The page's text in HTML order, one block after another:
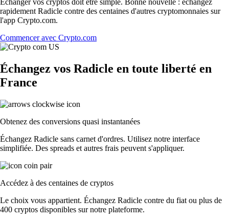
rapidement Radicle contre des centaines d'autres cryptomonnaies sur
l'app Crypto.com.
Commencer avec Crypto.com
Échangez vos Radicle en toute liberté en
France
Obtenez des conversions quasi instantanées
Échangez Radicle sans carnet d'ordres. Utilisez notre interface
simplifiée. Des spreads et autres frais peuvent s'appliquer.
Accédez à des centaines de cryptos
Le choix vous appartient. Échangez Radicle contre du fiat ou plus de
400 cryptos disponibles sur notre plateforme.